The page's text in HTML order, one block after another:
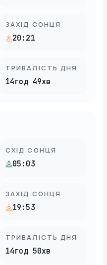
ЗАХІД СОНЦЯ
20:21
ТРИВАЛІСТЬ ДНЯ
14год 49хв
СХІД СОНЦЯ
05:03
ЗАХІД СОНЦЯ
19:53
ТРИВАЛІСТЬ ДНЯ
14год 50хв